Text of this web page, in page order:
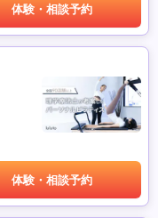
体験・相談予約
体験・相談予約